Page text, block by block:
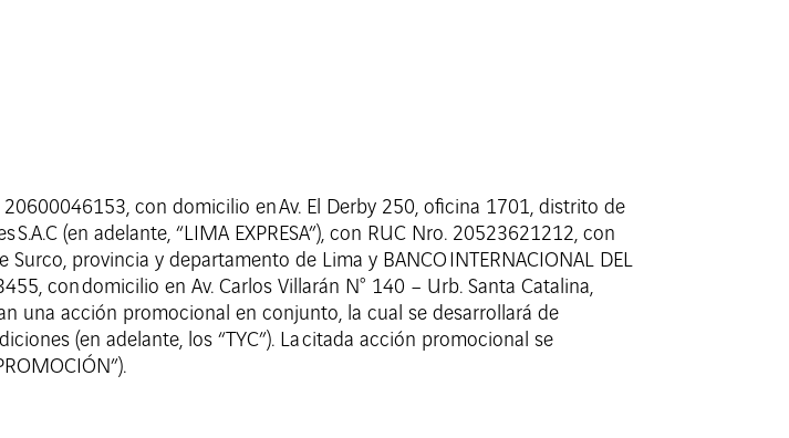
20600046153, con domicilio en Av. El Derby 250, oficina 1701, distrito de
(en adelante, “LIMA EXPRESA”), con RUC Nro. 20523621212, con
provincia y departamento de Lima y BANCO INTERNACIONAL DEL
con domicilio en Av. Carlos Villarán N° 140 – Urb. Santa Catalina,
una acción promocional en conjunto, la cual se desarrollará de
(en adelante, los “TYC”). La citada acción promocional se